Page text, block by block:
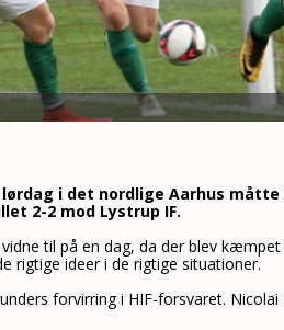
lørdag i det nordlige Aarhus
2-2 mod Lystrup IF.
til på en dag, da der blev
rigtige ideer i de rigtige situationer.
forvirring i HIF-forsvaret.